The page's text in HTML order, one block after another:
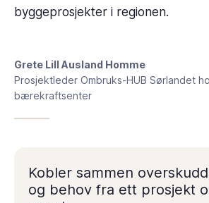
byggeprosjekter i regionen.
Grete Lill Ausland Homme
Prosjektleder Ombruks-HUB Sørlandet
bærekraftsenter
Kobler sammen
og behov fra ett prosjekt